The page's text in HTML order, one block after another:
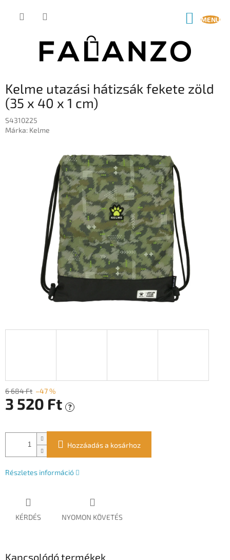
KOSÁR
Kelme utazási hátizsák fekete zöld
(35 x 40 x 1 cm)
S4310225
Márka: Kelme
6 684 Ft –47 %
3 520 Ft ?
Hozzáadás a kosárhoz
Részletes információ
KÉRDÉS NYOMON KÖVETÉS
Kapcsolódó termékek